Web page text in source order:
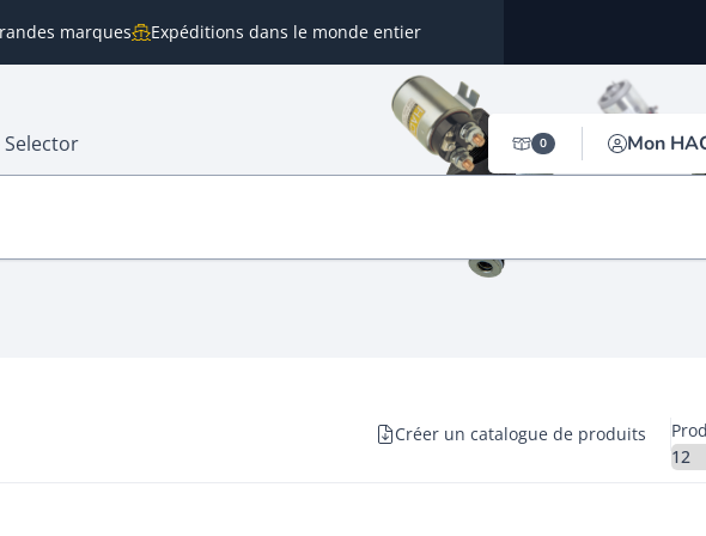
marques Expéditions dans le monde entier
Selector 0 Mon
Créer un catalogue de produits